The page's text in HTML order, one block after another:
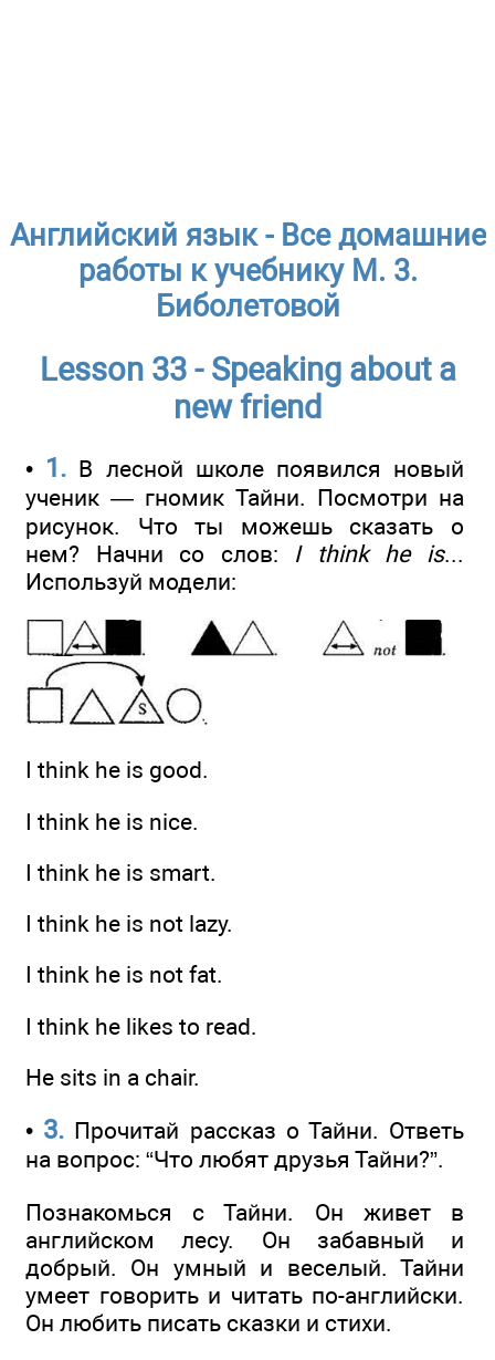
Английский язык - Все домашние
работы к учебнику М. 3.
Биболетовой
Lesson 33 - Speaking about a
new friend
• 1. В лесной школе появился новый
ученик — гномик Тайни. Посмотри на
рисунок. Что ты можешь сказать о
нем? Начни со слов: I think he is...
Используй модели:
I think he is good.
I think he is nice.
I think he is smart.
I think he is not lazy.
I think he is not fat.
I think he likes to read.
He sits in a chair.
• 3. Прочитай рассказ о Тайни. Ответь
на вопрос: “Что любят друзья Тайни?”.
Познакомься с Тайни. Он живет в
английском лесу. Он забавный и
добрый. Он умный и веселый. Тайни
умеет говорить и читать по-английски.
Он любить писать сказки и стихи.